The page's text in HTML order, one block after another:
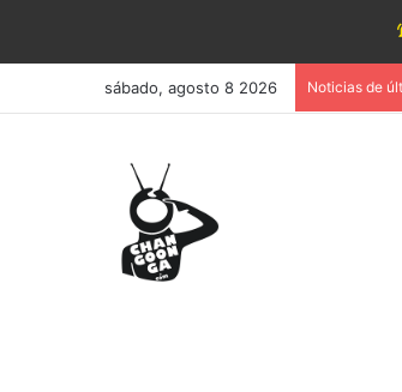
sábado, agosto 8 2026 Noticias de